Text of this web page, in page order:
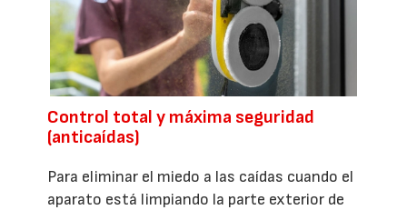
Control total y máxima seguridad
(anticaídas)
Para eliminar el miedo a las caídas cuando el
aparato está limpiando la parte exterior de